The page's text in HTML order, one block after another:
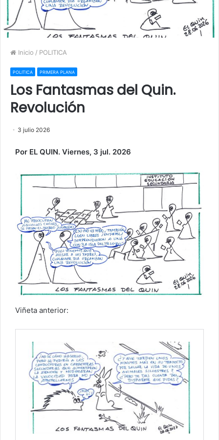
Inicio / POLITICA
POLITICA PRIMERA PLANA
Los Fantasmas del Quin.
Revolución
3 julio 2026
Por EL QUIN. Viernes, 3 jul. 2026
Viñeta anterior: